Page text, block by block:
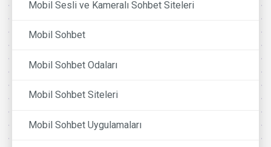
Mobil Sesli ve Kameralı Sohbet Siteleri
Mobil Sohbet
Mobil Sohbet Odaları
Mobil Sohbet Siteleri
Mobil Sohbet Uygulamaları